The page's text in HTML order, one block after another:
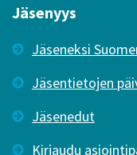
Jäsenyys
Jäseneksi
Jäsentietojen
Jäsenedut
Kirjaudu